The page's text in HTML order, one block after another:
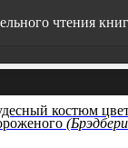
чтения книг
базе на данный
костюм